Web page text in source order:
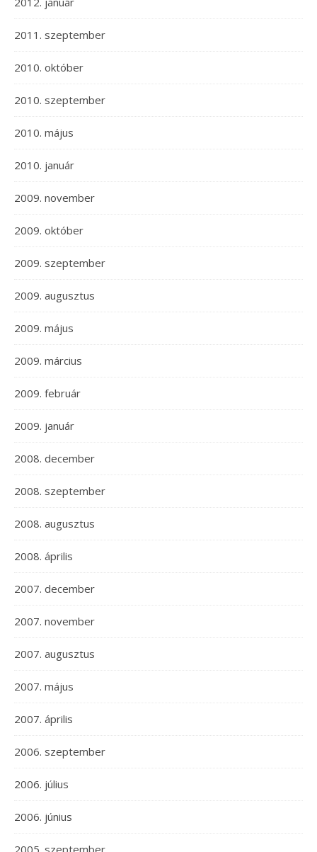
2011. szeptember
2010. október
2010. szeptember
2010. május
2010. január
2009. november
2009. október
2009. szeptember
2009. augusztus
2009. május
2009. március
2009. február
2009. január
2008. december
2008. szeptember
2008. augusztus
2008. április
2007. december
2007. november
2007. augusztus
2007. május
2007. április
2006. szeptember
2006. július
2006. június
2005. szeptember